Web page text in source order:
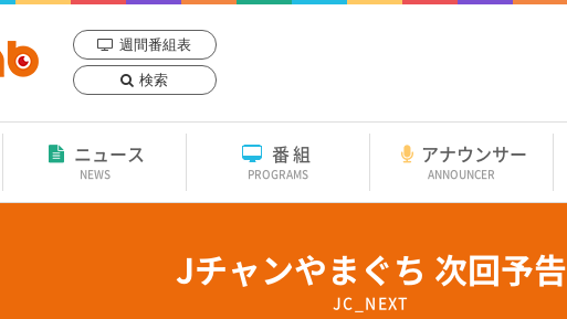
週間番組表
検索
ニュース
NEWS
番組
PROGRAMS
アナウンサー
ANNOUNCER
Jチャンやまぐち 次回予告
JC_NEXT